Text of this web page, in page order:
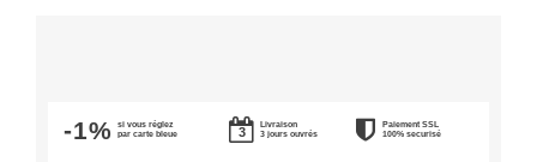
-1%
si vous réglez
par carte bleue
Livraison
3 jours ouvrés
Paiement SSL
100% securisé